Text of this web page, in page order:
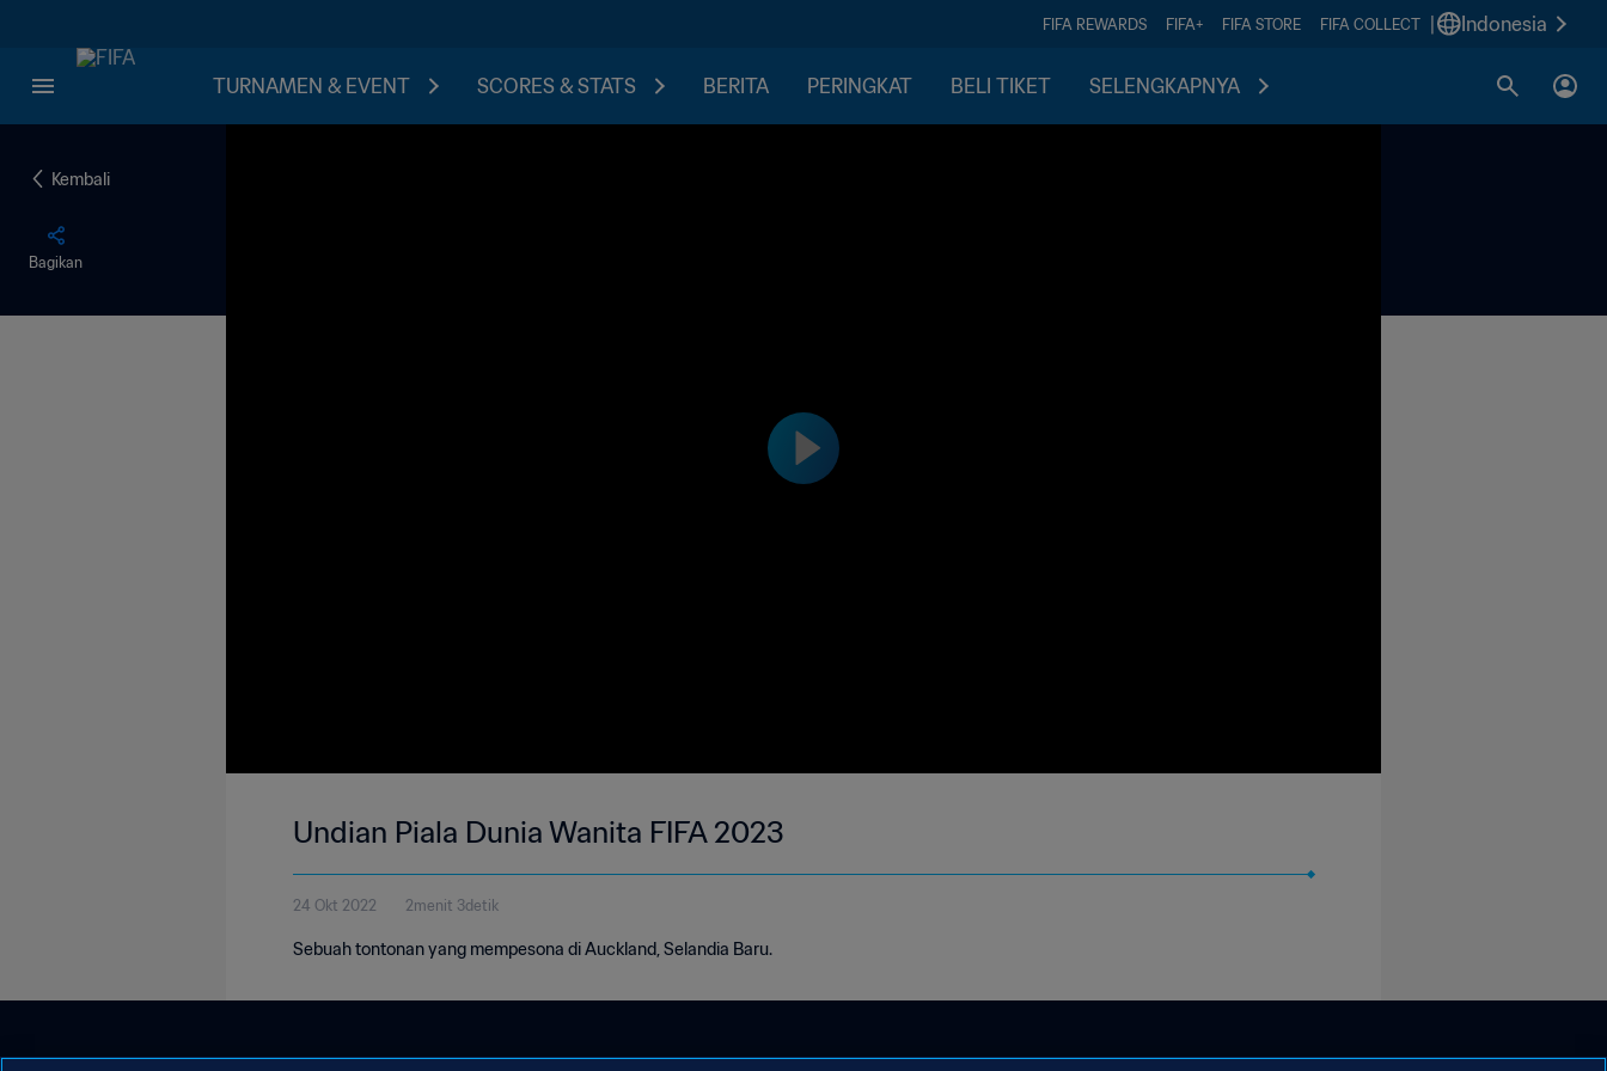
FIFA REWARDS FIFA+ FIFA STORE FIFA COLLECT Indonesia
TURNAMEN & EVENT SCORES & STATS BERITA PERINGKAT BELI TIKET SELENGKAPNYA
Kembali
Bagikan
Undian Piala Dunia Wanita FIFA 2023
24 Okt 2022 2menit 3detik
Sebuah tontonan yang mempesona di Auckland, Selandia Baru.